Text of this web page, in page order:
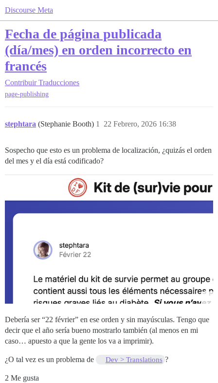
Discourse Meta
Fecha de página publicada
(día/mes) en orden incorrecto en
francés
Contribuir Traducciones
page-publishing
stephtara (Stephanie Booth) 22 Febrero, 2026 16:38
1
Sospecho que esto es un problema de localización, ¿quizás el orden
del mes y el día está codificado?
Debería ser “22 février” en ese orden y sin mayúsculas. Tengo que
decir que el año sería bueno mostrarlo también (al menos en mi
caso… apuesto a que la gente los va a imprimir).
¿O tal vez es un problema de Dev > Translations ?
2 Me gusta